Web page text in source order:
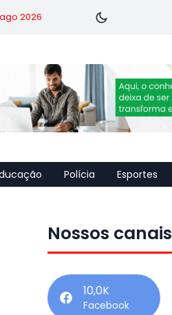
2026
Polícia Esportes
Nossos canais
10,0K
Facebook